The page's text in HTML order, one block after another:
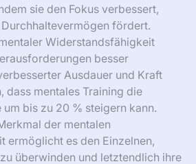
sie den Fokus verbessert,
fördert.
Widerstandsfähigkeit
besser
Ausdauer und Kraft
dass mentales Training die
bis zu 20 % steigern kann.
der mentalen
ermöglicht es den Einzelnen,
überwinden und letztendlich ihre